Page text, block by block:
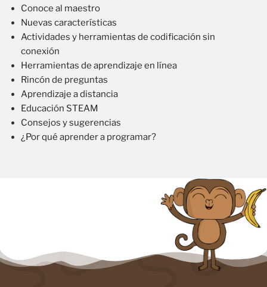
Conoce al maestro
Nuevas características
Actividades y herramientas de codificación sin
conexión
Herramientas de aprendizaje en línea
Rincón de preguntas
Aprendizaje a distancia
Educación STEAM
Consejos y sugerencias
¿Por qué aprender a programar?